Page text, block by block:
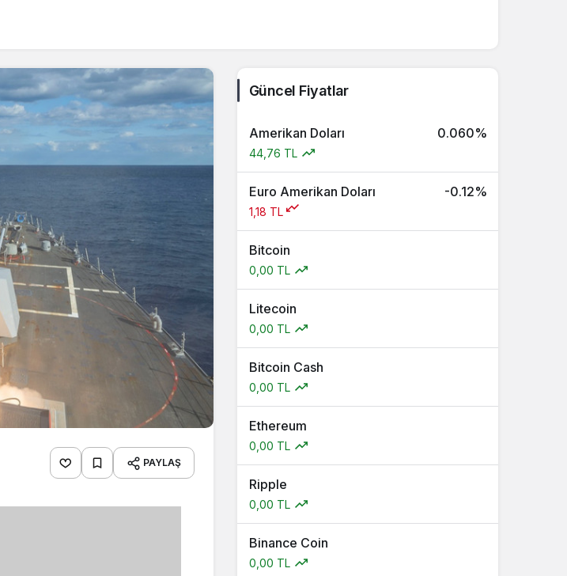
PAYLAŞ
Güncel Fiyatlar
Amerikan Doları 0.060%
44,76 TL
Euro Amerikan Doları -0.12%
1,18 TL
Bitcoin
0,00 TL
Litecoin
0,00 TL
Bitcoin Cash
0,00 TL
Ethereum
0,00 TL
Ripple
0,00 TL
Binance Coin
0,00 TL